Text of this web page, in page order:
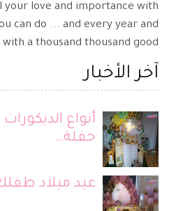
your love and importance with
can do ... and every year and
a thousand thousand good.
آخر الأخبار
أنواع
حفلة…
عيد ميلاد